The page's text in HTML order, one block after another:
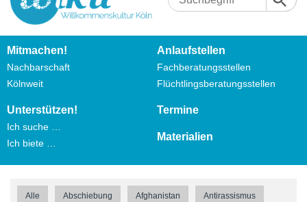
Mitmachen!
Nachbarschaft
Kölnweit
Anlaufstellen
Fachberatungsstellen
Flüchtlingsberatungsstellen
Unterstützen!
Ich suche …
Ich biete …
Termine
Materialien
Alle Abschiebung Afghanistan Antirassismus